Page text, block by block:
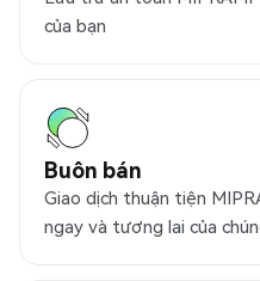
của bạn
Buôn bán
Giao dịch thuận tiện
ngay và tương lai của